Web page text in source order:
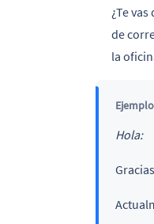
¿Te
de
la
Hola: